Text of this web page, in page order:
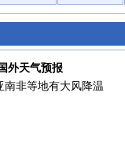
外天气预报
南非等地有大风降温